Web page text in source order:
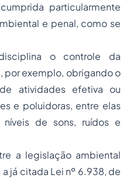
particularmente
e penal, como se
o controle da
por exemplo, obrigando o
atividades efetiva ou
e poluidoras, entre elas
de sons, ruídos e
a legislação ambiental
já citada Lei nº 6.938, de